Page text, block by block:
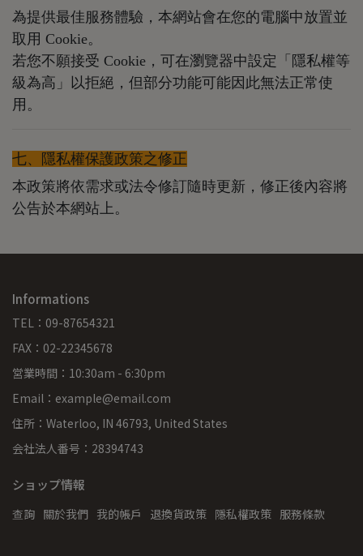
為提供最佳服務體驗，本網站會在您的電腦中放置並
取用 Cookie。
若您不願接受 Cookie，可在瀏覽器中設定「隱私權等
級為高」以拒絕，但部分功能可能因此無法正常使
用。
七、隱私權保護政策之修正
本政策將依需求或法令修訂隨時更新，修正後內容將
公告於本網站上。
Informations
TEL：09-87654321
FAX：02-22345678
営業時間：10:30am - 6:30pm
Email：example@email.com
住所：Waterloo, IN 46793, United States
会社法人番号：28394743
ショップ情報
查詢 關於我們 我的帳戶 退換貨政策 隱私權政策 服務條款